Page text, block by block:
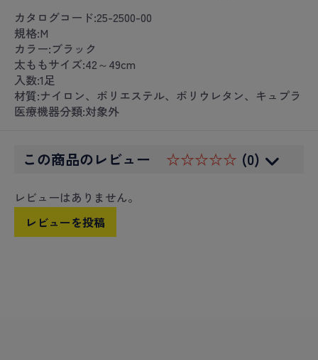
カタログコード:25-2500-00
規格:M
カラー:ブラック
太ももサイズ:42～49cm
入数:1足
材質:ナイロン、ポリエステル、ポリウレタン、キュプラ
医療機器分類:対象外
この商品のレビュー ☆☆☆☆☆ (0)
レビューはありません。
レビューを投稿